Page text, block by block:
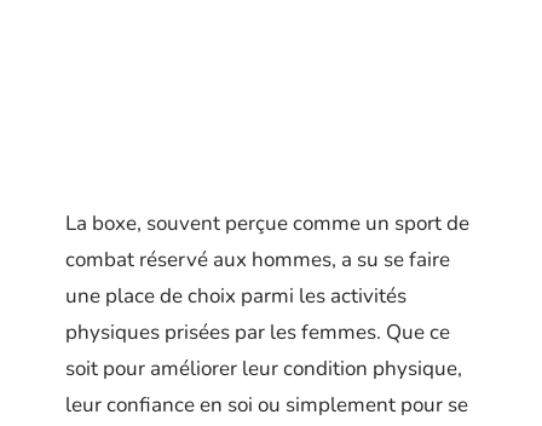
La boxe, souvent perçue comme un sport de
combat réservé aux hommes, a su se faire
une place de choix parmi les activités
physiques prisées par les femmes. Que ce
soit pour améliorer leur condition physique,
leur confiance en soi ou simplement pour se